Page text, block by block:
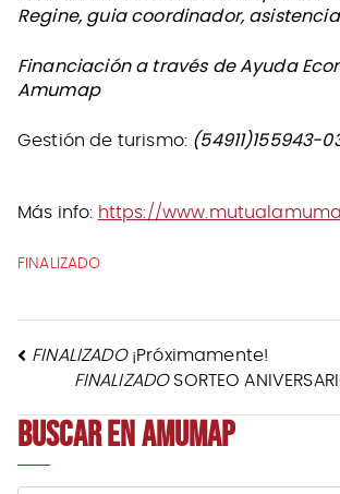
Regine, guia coordinador,
Financiación a través de Ayuda
Amumap
Gestión de turismo: (54911)155943-
Más info: https://
FINALIZADO
NAVEGACIÓN
DE
ENTRADAS
FINALIZADO¡Próximamente!
FINALIZADOSORTEO
BUSCAR EN AMUMAP